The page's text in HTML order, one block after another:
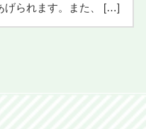
げられます。また、 […]